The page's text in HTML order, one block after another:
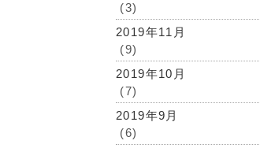
(3)
2019年11月
(9)
2019年10月
(7)
2019年9月
(6)